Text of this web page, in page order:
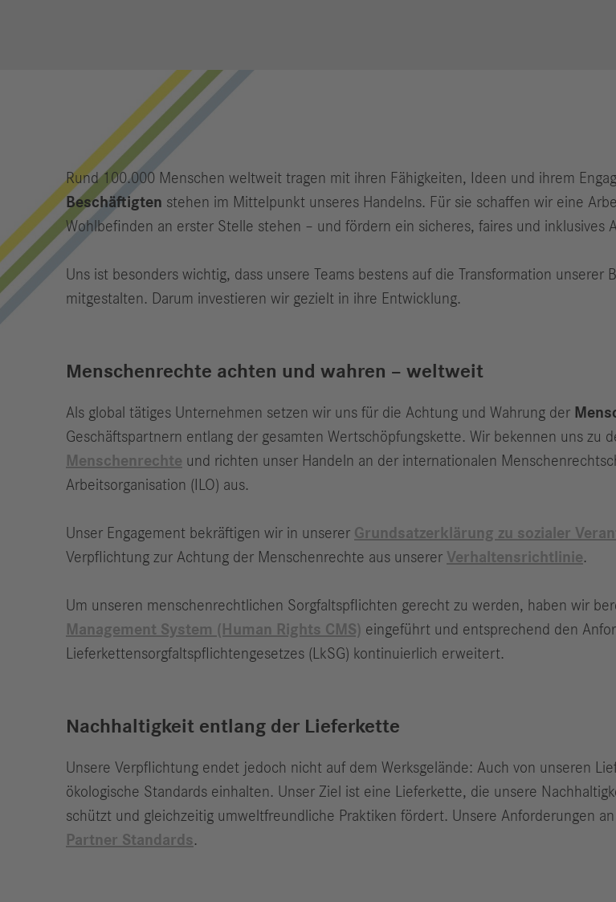
Rund 100.000 Menschen weltweit tragen mit ihren Fähigkeiten, Ideen und ihrem
Beschäftigten stehen im Mittelpunkt unseres Handelns. Für sie schaffen wir eine
Wohlbefinden an erster Stelle stehen – und fördern ein sicheres, faires und
Uns ist besonders wichtig, dass unsere Teams bestens auf die Transformation
mitgestalten. Darum investieren wir gezielt in ihre Entwicklung.
Menschenrechte achten und wahren – weltweit
Als global tätiges Unternehmen setzen wir uns für die Achtung und Wahrung der
Geschäftspartnern entlang der gesamten Wertschöpfungskette. Wir bekennen uns zu
Menschenrechte und richten unser Handeln an der internationalen
Arbeitsorganisation (ILO) aus.
Unser Engagement bekräftigen wir in unserer Grundsatzerklärung zu sozialer
Verpflichtung zur Achtung der Menschenrechte aus unserer Verhaltensrichtlinie.
Um unseren menschenrechtlichen Sorgfaltspflichten gerecht zu werden, haben wir
Management System (Human Rights CMS) eingeführt und entsprechend den
Lieferkettensorgfaltspflichtengesetzes (LkSG) kontinuierlich erweitert.
Nachhaltigkeit entlang der Lieferkette
Unsere Verpflichtung endet jedoch nicht auf dem Werksgelände: Auch von unseren
ökologische Standards einhalten. Unser Ziel ist eine Lieferkette, die unsere
schützt und gleichzeitig umweltfreundliche Praktiken fördert. Unsere Anforderungen
Partner Standards .